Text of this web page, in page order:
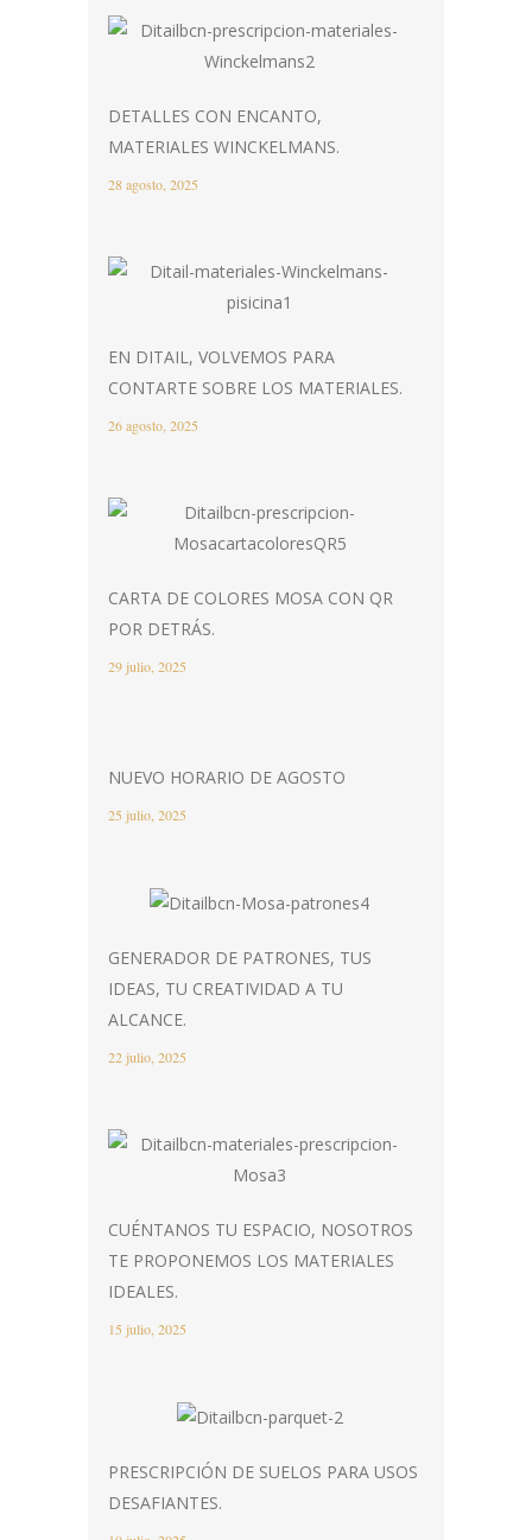
DETALLES CON ENCANTO,
MATERIALES WINCKELMANS.
28 agosto, 2025
EN DITAIL, VOLVEMOS PARA
CONTARTE SOBRE LOS MATERIALES.
26 agosto, 2025
CARTA DE COLORES MOSA CON QR
POR DETRÁS.
29 julio, 2025
NUEVO HORARIO DE AGOSTO
25 julio, 2025
GENERADOR DE PATRONES, TUS
IDEAS, TU CREATIVIDAD A TU
ALCANCE.
22 julio, 2025
CUÉNTANOS TU ESPACIO, NOSOTROS
TE PROPONEMOS LOS MATERIALES
IDEALES.
15 julio, 2025
PRESCRIPCIÓN DE SUELOS PARA USOS
DESAFIANTES.